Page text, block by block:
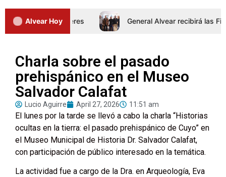
Alvear Hoy
de Intertalleres General Alvear recibirá las
Charla sobre el pasado
prehispánico en el Museo
Salvador Calafat
Lucio Aguirre April 27, 2026 11:51 am
El lunes por la tarde se llevó a cabo la charla “Historias
ocultas en la tierra: el pasado prehispánico de Cuyo” en
el Museo Municipal de Historia Dr. Salvador Calafat,
con participación de público interesado en la temática.
La actividad fue a cargo de la Dra. en Arqueología, Eva